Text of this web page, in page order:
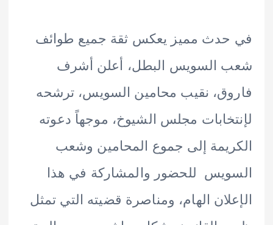
مميز يعكس ثقة جميع طوائف
السويس البطل، أعلن أشرف
نقيب محامين السويس، ترشحه
مجلس الشيوخ، موجهاً دعوته
إلى جموع المحامين وشعب
للحضور والمشاركة في هذا
الهام، ومناصرة قضيته التي تمثل